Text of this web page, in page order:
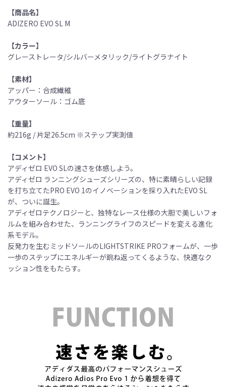
【商品名】
ADIZERO EVO SL M
【カラー】
グレーストレータ/シルバーメタリック/ライトグラナイト
【素材】
アッパー：合成繊維
アウターソール：ゴム底
【重量】
約216g / 片足26.5cm ※ステップ実測値
【コメント】
アディゼロ EVO SLの速さを体感しよう。
アディゼロ ランニングシューズシリーズの、特に素晴らしい記録
を打ち立てたPRO EVO 1のイノベーションを採り入れたEVO SL
が、ついに誕生。
アディゼロテクノロジーと、独特なレース仕様の大胆で美しいフォ
ルムを組み合わせた、ランニングライフのスピードを変える進化
系モデル。
反発力を生むミッドソールのLIGHTSTRIKE PROフォームが、一歩
一歩のステップにエネルギーが跳ね返ってくるような、快適なク
ッション性をもたらす。